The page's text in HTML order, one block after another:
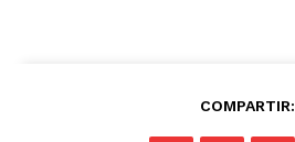
COMPARTIR: